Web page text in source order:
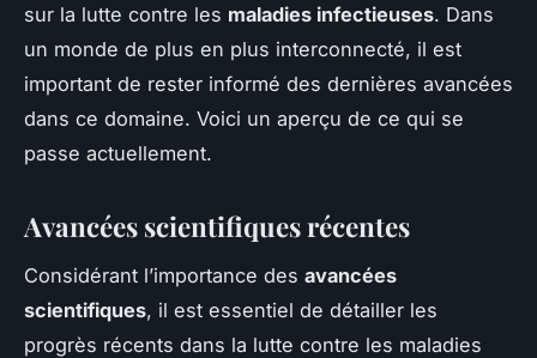
sur la lutte contre les maladies infectieuses. Dans
un monde de plus en plus interconnecté, il est
important de rester informé des dernières avancées
dans ce domaine. Voici un aperçu de ce qui se
passe actuellement.
Avancées scientifiques récentes
Considérant l’importance des avancées
scientifiques, il est essentiel de détailler les
progrès récents dans la lutte contre les maladies